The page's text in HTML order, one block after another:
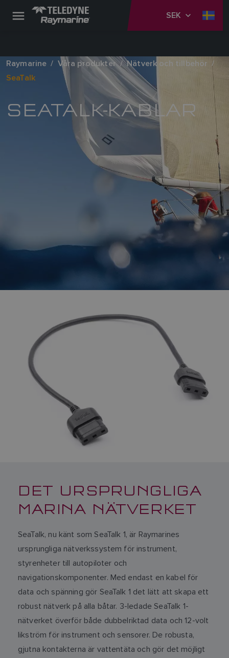
SEK
Raymarine Våra produkter
Nätverk och tillbehör
SeaTalk
SEATALK-KABLAR
DET URSPRUNGLIGA
MARINA NÄTVERKET
SeaTalk, nu känt som SeaTalk 1, är Raymarines
ursprungliga nätverkssystem för instrument,
styrenheter till autopiloter och
navigationskomponenter. Med endast en kabel för
data och spänning gör SeaTalk 1 det lätt att skapa ett
robust nätverk på alla båtar. 3-ledade SeaTalk 1-
nätverket överför både dubbelriktad data och 12-volt
likström för instrument och sensorer. De robusta,
gjutna kontakterna är vattentäta och gör det möjligt